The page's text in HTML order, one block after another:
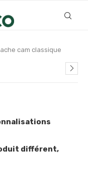
cam classique
différent,